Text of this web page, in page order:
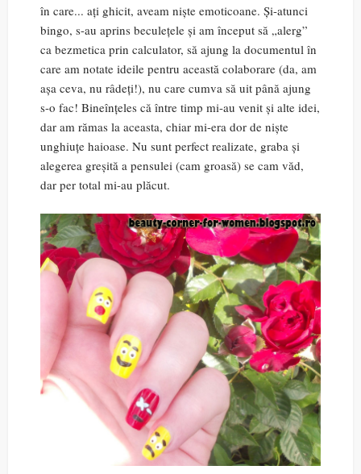
în care... ați ghicit, aveam niște emoticoane. Și-atunci
bingo, s-au aprins beculețele și am început să „alerg”
ca bezmetica prin calculator, să ajung la documentul în
care am notate ideile pentru această colaborare (da, am
așa ceva, nu râdeți!), nu care cumva să uit până ajung
s-o fac! Bineînțeles că între timp mi-au venit și alte idei,
dar am rămas la aceasta, chiar mi-era dor de niște
unghiuțe haioase. Nu sunt perfect realizate, graba și
alegerea greșită a pensulei (cam groasă) se cam văd,
dar per total mi-au plăcut.